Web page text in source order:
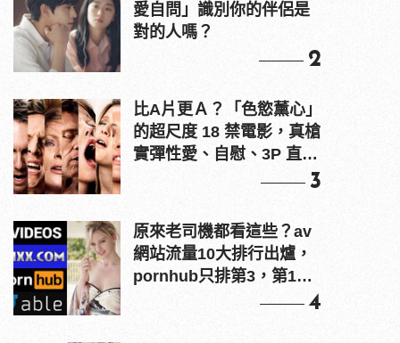
愛自問」識別你的伴侶是
對的人嗎？
2
比A片更Ａ？「色慾薰心」
的超尺度 18 禁電影，真槍
實彈性愛、自慰、3P 直接
3
原來老司機都看這些？av
網站流量10大排行出爐，
pornhub只排第3，第1名
4